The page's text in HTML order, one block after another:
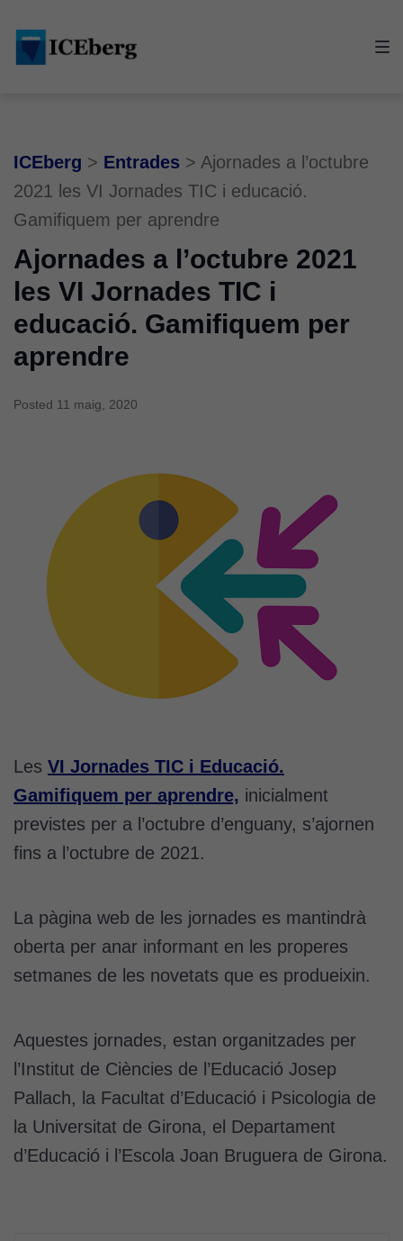
main
content
footer
ICEberg > Entrades > Ajornades a l’octubre
2021 les VI Jornades TIC i educació.
Gamifiquem per aprendre
Ajornades a l’octubre 2021
les VI Jornades TIC i
educació. Gamifiquem per
aprendre
Posted 11 maig, 2020
Les VI Jornades TIC i Educació.
Gamifiquem per aprendre, inicialment
previstes per a l’octubre d’enguany, s’ajornen
fins a l’octubre de 2021.
La pàgina web de les jornades es mantindrà
oberta per anar informant en les properes
setmanes de les novetats que es produeixin.
Aquestes jornades, estan organitzades per
l’Institut de Ciències de l’Educació Josep
Pallach, la Facultat d’Educació i Psicologia de
la Universitat de Girona, el Departament
d’Educació i l’Escola Joan Bruguera de Girona.